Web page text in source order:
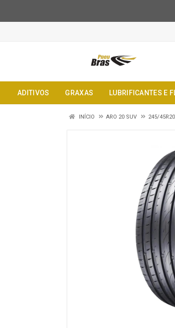
ADITIVOS GRAXAS LUBRIFICANTES E
INÍCIO ARO 20 SUV 245/45R20